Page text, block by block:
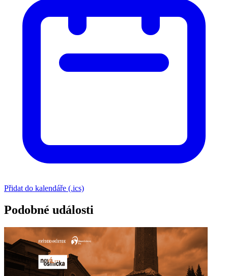
Přidat do kalendáře (.ics)
Podobné události